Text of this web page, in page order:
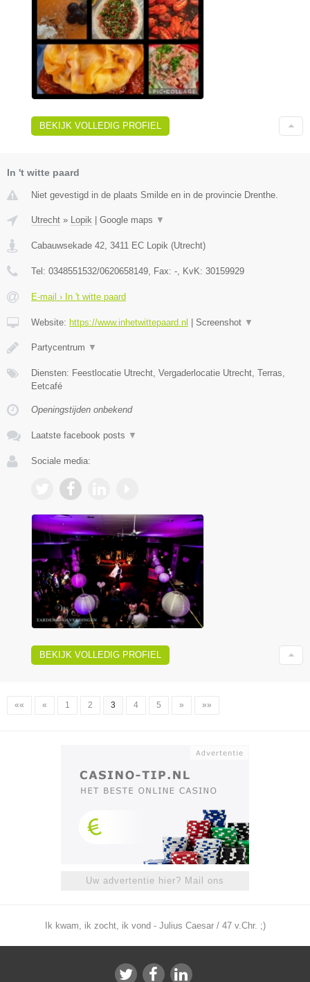
BEKIJK VOLLEDIG PROFIEL
In 't witte paard
Niet gevestigd in de plaats Smilde en in de provincie Drenthe.
Utrecht » Lopik | Google maps ▼
Cabauwsekade 42 3411 EC Lopik (Utrecht)
Tel: 0348551532/0620658149 , Fax: - , KvK: 30159929
E-mail › In 't witte paard
Website: https://www.inhetwittepaard.nl | Screenshot ▼
Partycentrum ▼
Diensten: Feestlocatie Utrecht, Vergaderlocatie Utrecht, Terras,
Eetcafé
Openingstijden onbekend
Laatste facebook posts ▼
Sociale media:
BEKIJK VOLLEDIG PROFIEL
«« « 1 2 3 4 5 » »»
Uw advertentie hier? Mail ons
Ik kwam, ik zocht, ik vond - Julius Caesar / 47 v.Chr. ;)